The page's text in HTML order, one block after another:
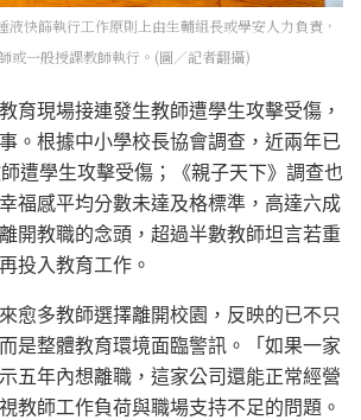
液快篩執行工作原則上由生輔組長或學安人力負責，
或一般授課教師執行。(圖／記者翻攝)
育現場接連發生教師遭學生攻擊受傷，
。根據中小學校長協會調查，近兩年已
遭學生攻擊受傷；《親子天下》調查也
福感平均分數未達及格標準，高達六成
開教職的念頭，超過半數教師坦言若重
投入教育工作。
愈多教師選擇離開校園，反映的已不只
是整體教育環境面臨警訊。「如果一家
五年內想離職，這家公司還能正常經營
教師工作負荷與職場支持不足的問題。